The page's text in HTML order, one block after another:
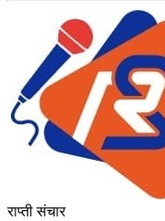
राप्ती संचार